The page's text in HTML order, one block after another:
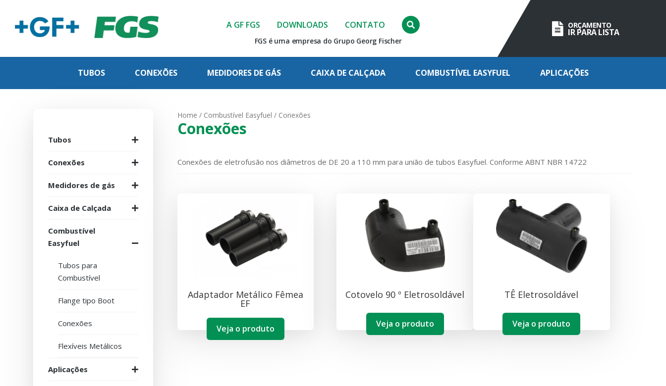
A GF FGS DOWNLOADS CONTATO
FGS é uma empresa do Grupo Georg Fischer
ORÇAMENTO
IR PARA LISTA
TUBOS CONEXÕES MEDIDORES DE GÁS CAIXA DE CALÇADA COMBUSTÍVEL EASYFUEL APLICAÇÕES
Tubos
Conexões
Medidores de gás
Caixa de Calçada
Combustível
Easyfuel
Tubos para
Combustível
Flange tipo Boot
Conexões
Flexíveis Metálicos
Aplicações
Home / Combustível Easyfuel / Conexões
Conexões
Conexões de eletrofusão nos diâmetros de DE 20 a 110 mm para união de tubos Easyfuel. Conforme ABNT NBR 14722
Adaptador Metálico Fêmea
EF
Veja o produto
Cotovelo 90 º Eletrosoldável
Veja o produto
TÊ Eletrosoldável
Veja o produto